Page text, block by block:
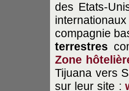
des Etats-
compagnie
terrestres
Zone
Tijuana vers
sur leur site :